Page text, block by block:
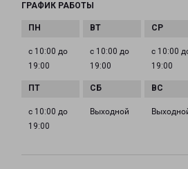
ГРАФИК РАБОТЫ
с 10:00 до
19:00
с 10:00 до
19:00
с 10:00
19:00
с 10:00 до
19:00
Выходной